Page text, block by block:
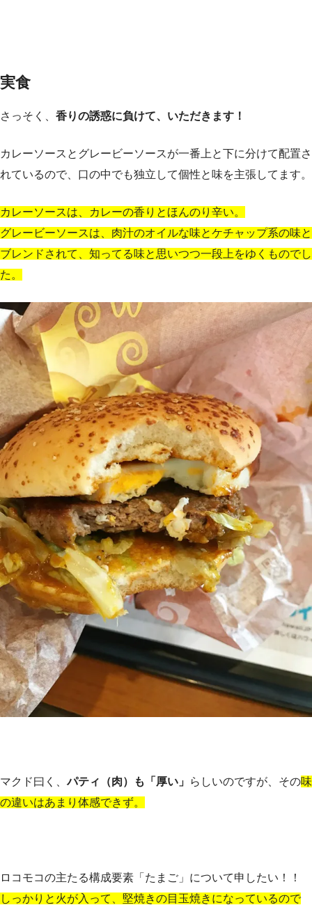
実食
さっそく、 香りの誘惑に負けて、いただきます！
カレーソースとグレービーソースが一番上と下に分けて配置さ
れているので、口の中でも独立して個性と味を主張してます。
カレーソースは、カレーの香りとほんのり辛い。
グレービーソースは、肉汁のオイルな味とケチャップ系の味と
ブレンドされて、知ってる味と思いつつ一段上をゆくものでし
た。
マクド曰く、パティ（肉）も「厚い」 らしいのですが、その味
の違いはあまり体感できず。
ロコモコの主たる構成要素「たまご」について申したい！！
しっかりと火が入って、堅焼きの目玉焼きになっているので